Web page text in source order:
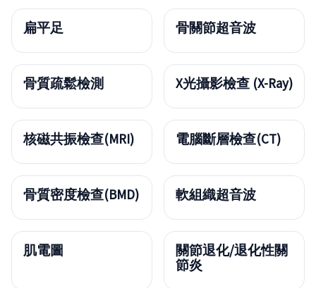
扁平足 骨關節超音波
骨質疏鬆檢測 X光攝影檢查 (X-Ray)
核磁共振檢查(MRI) 電腦斷層檢查(CT)
骨質密度檢查(BMD) 軟組織超音波
肌電圖
關節退化/退化性關
節炎